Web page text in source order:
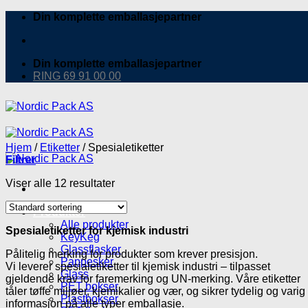
Skip
content
Din komplette emballasjepartner
Din komplette emballasjepartner
RING 69 91 00 00
Produkter
Alle produkter
KeyKeg
Glassflasker
Pappesker
Glass
PET bokser
Plastbokser
Hjem / Etiketter /Spesialetiketter
Filtrer
Viser alle 12 resultater
Spesialetiketter for kjemisk industri
Pålitelig merking for produkter som krever presisjon.
Vi leverer spesialetiketter til kjemisk industri – tilpasset
gjeldende krav for faremerking og UN-merking. Våre etiketter
tåler tøffe miljøer, kjemikalier og vær, og sikrer tydelig og varig
informasjon på alle typer emballasje.